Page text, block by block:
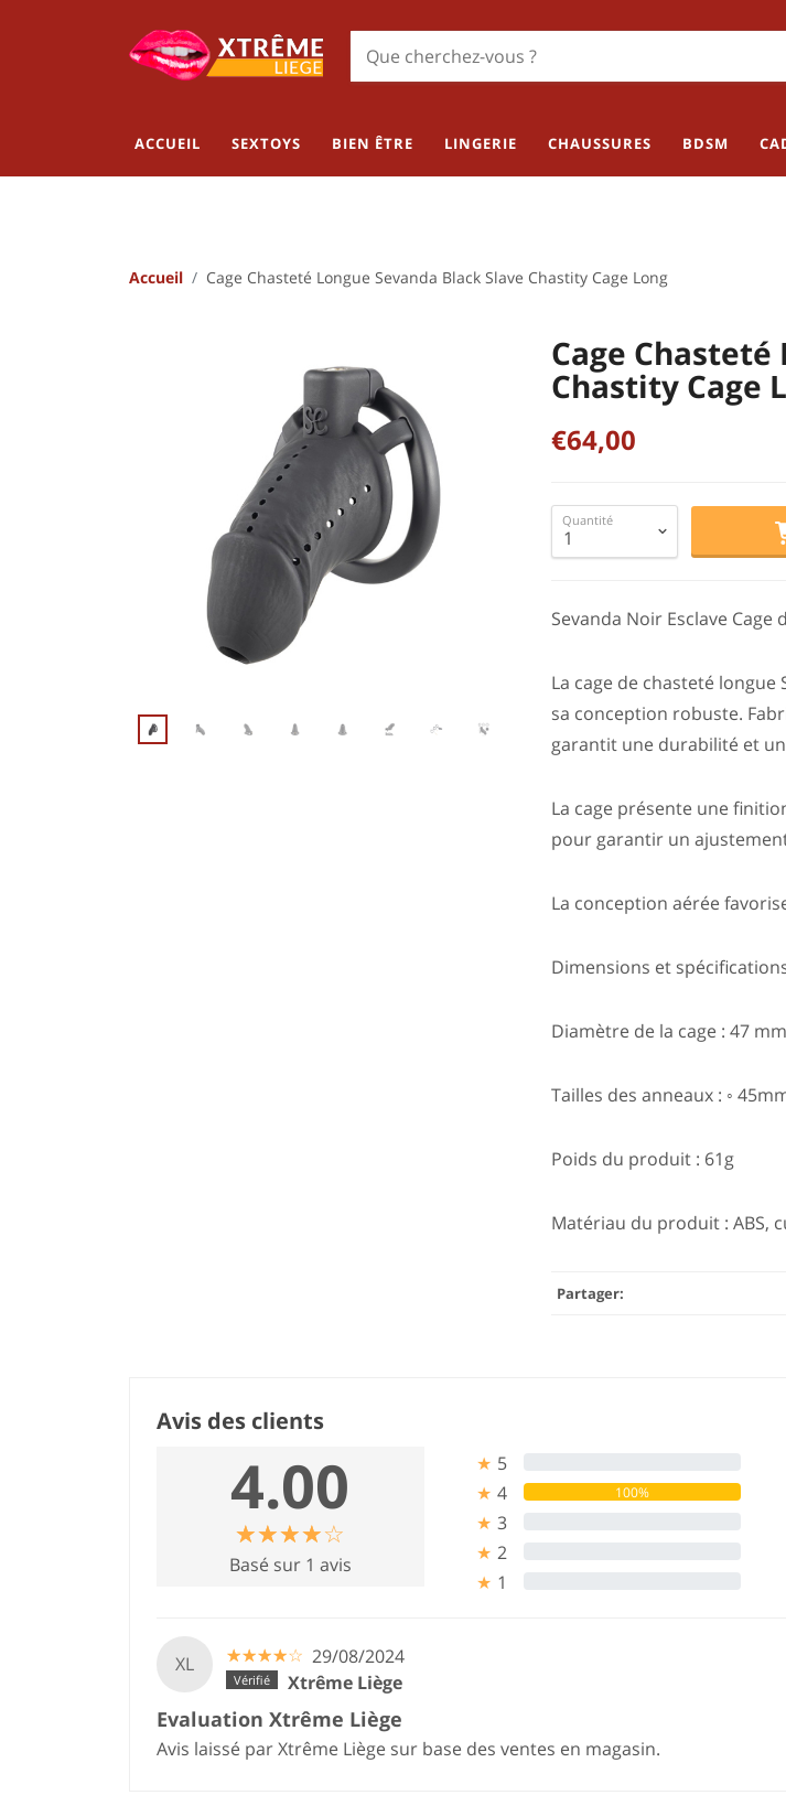
ACCUEIL SEXTOYS BIEN ÊTRE LINGERIE CHAUSSURES BDSM
Accueil Cage Chasteté Longue Sevanda Black Slave Chastity Cage Long
Cage Chasteté
Chastity Cage
€64,00
Quantité
Sevanda Noir Esclave Cage
La cage de chasteté
sa conception robuste.
garantit une durabilité et
La cage présente une
pour garantir un
La conception aérée
Dimensions et
Diamètre de la cage : 47 mm
Tailles des anneaux : ◦
Poids du produit : 61g
Matériau du produit : ABS,
Partager:
Avis des clients
4.00
☆☆☆☆☆
★★★★★
Basé sur 1 avis
★ 5
★ 4 100%
★ 3
★ 2
★ 1
XL ☆☆☆☆☆
★★★★★ 29/08/2024
Xtrême Liège
Evaluation Xtrême Liège
Avis laissé par Xtrême Liège sur base des ventes en magasin.